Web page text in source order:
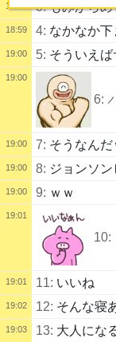
18:58 3:もみがら
18:59 4: なかなか
19:00 5: そういえ
19:00
6:
19:00 7: そうなんだ
19:00 8: ジョンソ
19:00 9: ｗｗ
19:01
10:
19:01 11: いいね
19:02 12: そんな寝
19:03 13: 大人にな